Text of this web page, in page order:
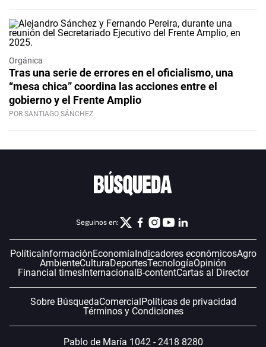
Orgánica
Tras una serie de errores en el oficialismo, una
“mesa chica” coordina las acciones entre el
gobierno y el Frente Amplio
POR SANTIAGO SÁNCHEZ
Seguinos en:
PolíticaInformaciónEconomíaIndicadores económicosAgro
AmbienteCulturaDeportesTecnologíaOpinión
Financial timesInternacionalB-contentCartas al Director
Sobre BúsquedaComercialPolíticas de privacidad
Términos y Condiciones
Pablo de María 1042 - 2418 8280